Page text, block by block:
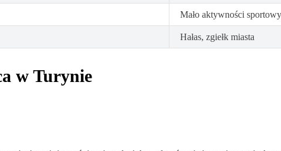
Mało aktywności
Hałas, zgiełk miasta
w Turynie